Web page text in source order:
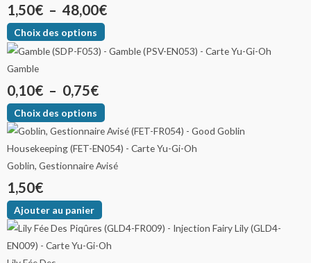
1,50€ – 48,00€
Choix des options
Gamble
0,10€ – 0,75€
Choix des options
Goblin, Gestionnaire Avisé
1,50€
Ajouter au panier